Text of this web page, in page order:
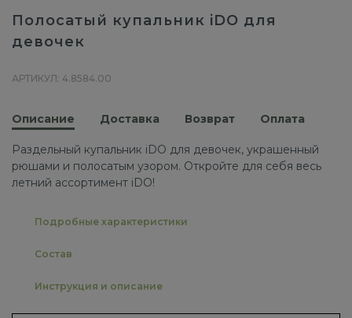
Полосатый купальник iDO для
девочек
АРТИКУЛ: 4.8584.00
Описание Доставка Возврат Оплата
Раздельный купальник iDO для девочек, украшенный
рюшами и полосатым узором. Откройте для себя весь
летний ассортимент iDO!
Подробные характеристики
Состав
Инструкция и описание